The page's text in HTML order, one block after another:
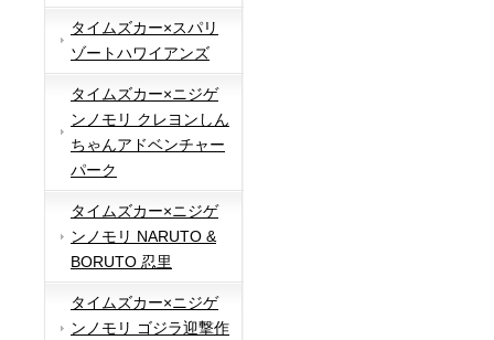
タイムズカー×スパリ
ゾートハワイアンズ
タイムズカー×ニジゲ
ンノモリ クレヨンしん
ちゃんアドベンチャー
パーク
タイムズカー×ニジゲ
ンノモリ NARUTO &
BORUTO 忍里
タイムズカー×ニジゲ
ンノモリ ゴジラ迎撃作